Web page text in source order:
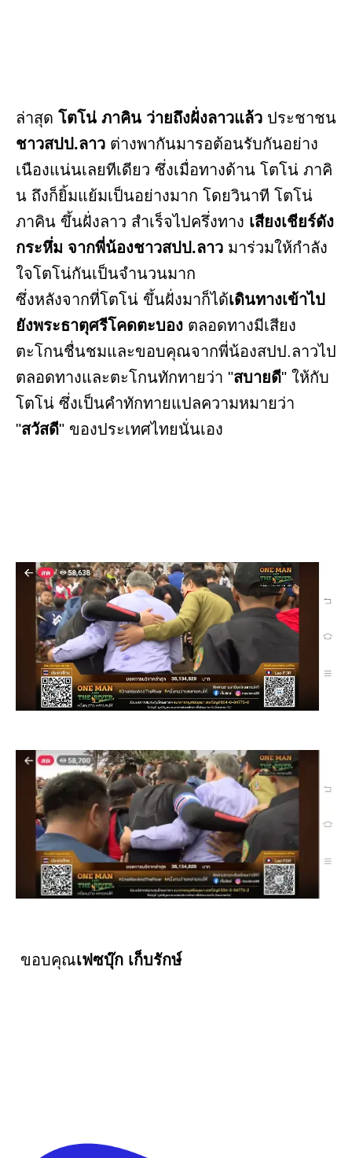
ล่าสุด โตโน่ ภาคิน ว่ายถึงฝั่งลาวแล้ว ประชาชน
ชาวสปป.ลาว ต่างพากันมารอต้อนรับกันอย่าง
เนืองแน่นเลยทีเดียว ซึ่งเมื่อทางด้าน​ โตโน่ ภาคิ
น ถึงก็ยิ้มแย้มเป็นอย่างมาก โดยวินาที โตโน่
ภาคิน ขึ้นฝั่งลาว สำเร็จไปครึ่งทาง เสียงเชียร์ดัง
กระหึ่ม จากพี่น้องชาวสปป.ลาว มาร่วมให้กำลัง
ใจโตโน่กันเป็นจำนวนมาก
ซึ่งหลังจากที่โตโน่ ขึ้นฝั่งมาก็ได้เดินทางเข้าไป
ยังพระธาตุศรีโคดตะบอง ตลอดทางมีเสียง
ตะโกนชื่นชมและขอบคุณจากพี่น้องสปป.ลาวไป
ตลอดทางและตะโกนทักทายว่า "สบายดี" ให้กับ
โตโน่ ซึ่งเป็นคำทักทายแปลความหมายว่า
"สวัสดี" ของประเทศไทยนั่นเอง
ขอบคุณเฟซบุ๊ก เก็บรักษ์